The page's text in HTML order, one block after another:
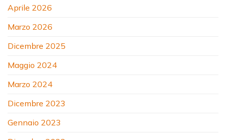
Aprile 2026
Marzo 2026
Dicembre 2025
Maggio 2024
Marzo 2024
Dicembre 2023
Gennaio 2023